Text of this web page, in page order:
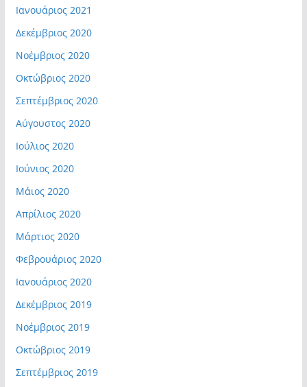
Ιανουάριος 2021
Δεκέμβριος 2020
Νοέμβριος 2020
Οκτώβριος 2020
Σεπτέμβριος 2020
Αύγουστος 2020
Ιούλιος 2020
Ιούνιος 2020
Μάιος 2020
Απρίλιος 2020
Μάρτιος 2020
Φεβρουάριος 2020
Ιανουάριος 2020
Δεκέμβριος 2019
Νοέμβριος 2019
Οκτώβριος 2019
Σεπτέμβριος 2019